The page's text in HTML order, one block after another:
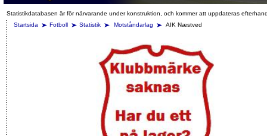
Statistikdatabasen är för närvarande under konstruktion, och kommer att uppdateras
Startsida
Fotboll Statistik Motståndarlag AIK Næstved